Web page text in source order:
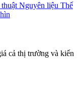
Nguyên liệu Thế
cả thị trường và kiến